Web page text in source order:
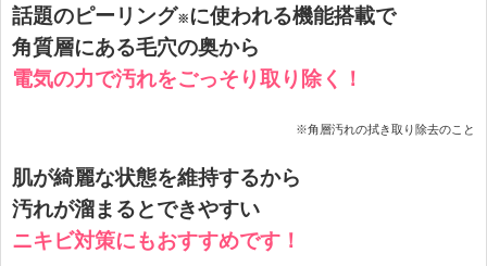
話題のピーリング※に使われる機能搭載で
角質層にある毛穴の奥から
電気の力で汚れをごっそり取り除く！
※角層汚れの拭き取り除去のこと
肌が綺麗な状態を維持するから
汚れが溜まるとできやすい
ニキビ対策にもおすすめです！